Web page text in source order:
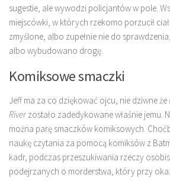
sugestie, ale wywodzi policjantów w pole.
miejscówki, w których rzekomo porzucił
zmyślone, albo zupełnie nie do
albo wybudowano drogę.
Komiksowe smaczki
Jeff ma za co dziękować ojcu, nie dziwne że
River zostało zadedykowane właśnie jemu.
można parę smaczków komiksowych.
naukę czytania za pomocą komiksów z
kadr, podczas przeszukiwania rzeczy
podejrzanych o morderstwa, który przy